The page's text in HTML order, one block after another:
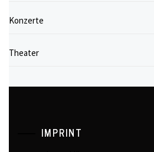
Konzerte
Theater
IMPRINT